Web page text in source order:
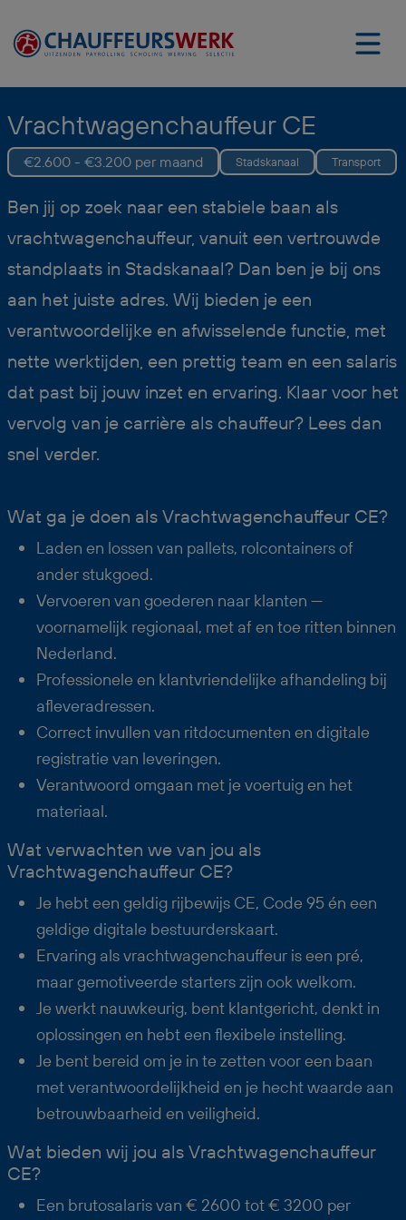
Vrachtwagenchauffeur CE
€2.600 - €3.200 per maand Stadskanaal Transport
Ben jij op zoek naar een stabiele baan als
vrachtwagenchauffeur, vanuit een vertrouwde
standplaats in Stadskanaal? Dan ben je bij ons
aan het juiste adres. Wij bieden je een
verantwoordelijke en afwisselende functie, met
nette werktijden, een prettig team en een salaris
dat past bij jouw inzet en ervaring. Klaar voor het
vervolg van je carrière als chauffeur? Lees dan
snel verder.
Wat ga je doen als Vrachtwagenchauffeur CE?
Laden en lossen van pallets, rolcontainers of
ander stukgoed.
Vervoeren van goederen naar klanten —
voornamelijk regionaal, met af en toe ritten binnen
Nederland.
Professionele en klantvriendelijke afhandeling bij
afleveradressen.
Correct invullen van ritdocumenten en digitale
registratie van leveringen.
Verantwoord omgaan met je voertuig en het
materiaal.
Wat verwachten we van jou als
Vrachtwagenchauffeur CE?
Je hebt een geldig rijbewijs CE, Code 95 én een
geldige digitale bestuurderskaart.
Ervaring als vrachtwagenchauffeur is een pré,
maar gemotiveerde starters zijn ook welkom.
Je werkt nauwkeurig, bent klantgericht, denkt in
oplossingen en hebt een flexibele instelling.
Je bent bereid om je in te zetten voor een baan
met verantwoordelijkheid en je hecht waarde aan
betrouwbaarheid en veiligheid.
Wat bieden wij jou als Vrachtwagenchauffeur
CE?
Een brutosalaris van € 2600 tot € 3200 per